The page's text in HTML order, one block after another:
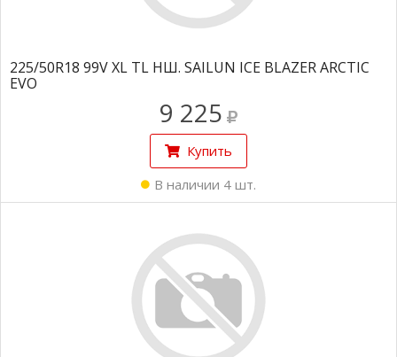
225/50R18 99V XL TL НШ. SAILUN ICE BLAZER ARCTIC
EVO
9 225
Купить
В наличии 4 шт.